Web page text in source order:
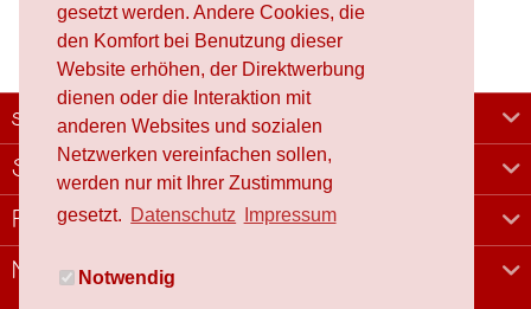
gesetzt werden. Andere Cookies, die
den Komfort bei Benutzung dieser
Website erhöhen, der Direktwerbung
dienen oder die Interaktion mit
anderen Websites und sozialen
Netzwerken vereinfachen sollen,
werden nur mit Ihrer Zustimmung
gesetzt. Datenschutz Impressum
Notwendig
schafproduction
Shop
Rechtliches
Newsletter